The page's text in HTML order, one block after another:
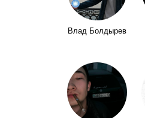
Влад Болдырев